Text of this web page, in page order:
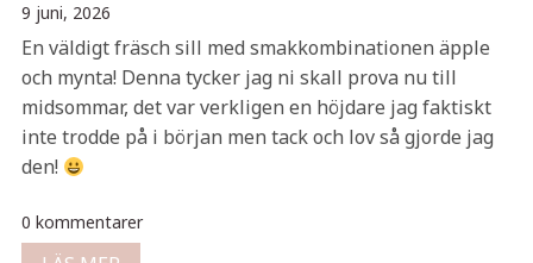
9 juni, 2026
En väldigt fräsch sill med smakkombinationen äpple
och mynta! Denna tycker jag ni skall prova nu till
midsommar, det var verkligen en höjdare jag faktiskt
inte trodde på i början men tack och lov så gjorde jag
den!
0 kommentarer